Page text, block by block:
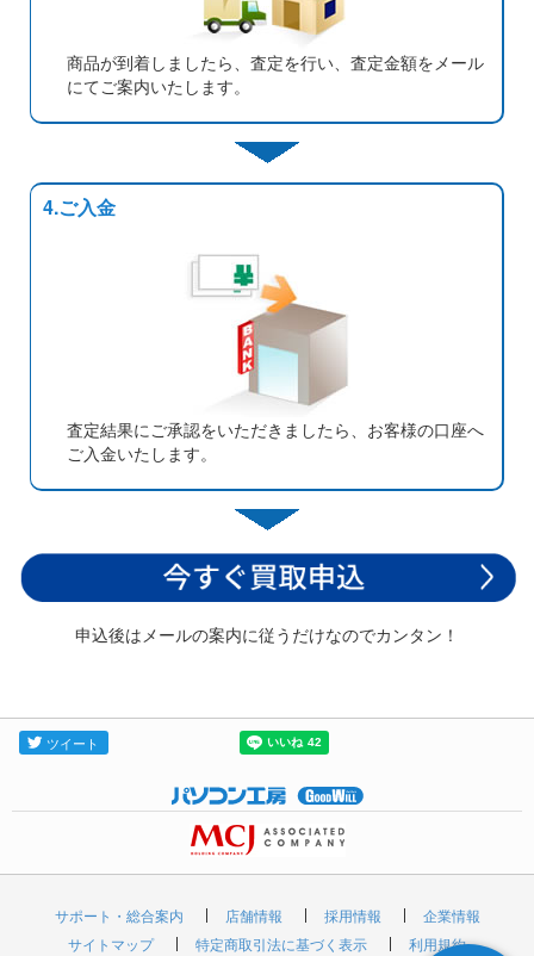
商品が到着しましたら、査定を行い、査定金額をメール
にてご案内いたします。
4.ご入金
査定結果にご承認をいただきましたら、お客様の口座へ
ご入金いたします。
申込後はメールの案内に従うだけなのでカンタン！
サポート・総合案内 店舗情報 採用情報
企業情報
サイトマップ
特定商取引法に基づく表示 利用規約